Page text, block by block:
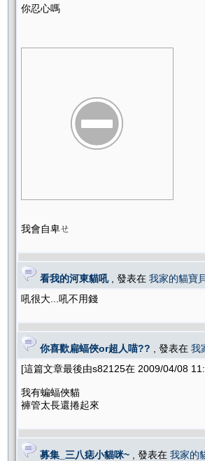
你忍心嗎
我會自卑ㄝ
看我的河東貓吼 , 發表在 我家的貓寶
吼很大...吼不用錢
你喜歡扁蝠俠or超人喵?? , 發表在 我
[這篇文章最後由s82125在 2009/04/08
我有蝙蝠俠貓
褲管太長還捲起來
募集_三八痣小貓咪~ , 發表在 我家的